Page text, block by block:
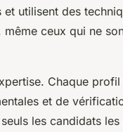
utilisent des
ceux qui ne
Chaque
et de
les candidats